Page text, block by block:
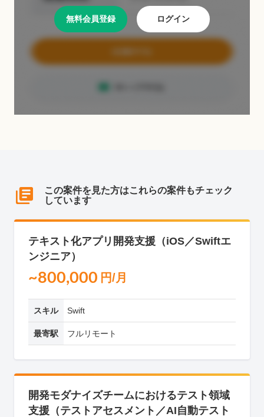
無料会員登録 ログイン
この案件を見た方はこれらの案件もチェック
しています
テキスト化アプリ開発支援（iOS／Swiftエ
ンジニア）
~800,000 円/月
スキル Swift
最寄駅 フルリモート
開発モダナイズチームにおけるテスト領域
支援（テストアセスメント／AI自動テスト